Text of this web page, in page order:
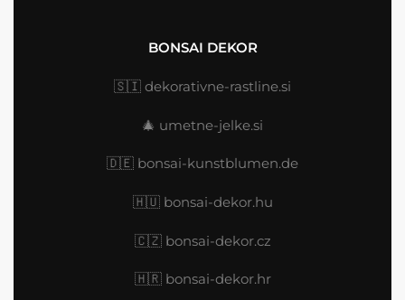
BONSAI DEKOR
🇸🇮 dekorativne-rastline.si
🎄 umetne-jelke.si
🇩🇪 bonsai-kunstblumen.de
🇭🇺 bonsai-dekor.hu
🇨🇿 bonsai-dekor.cz
🇭🇷 bonsai-dekor.hr